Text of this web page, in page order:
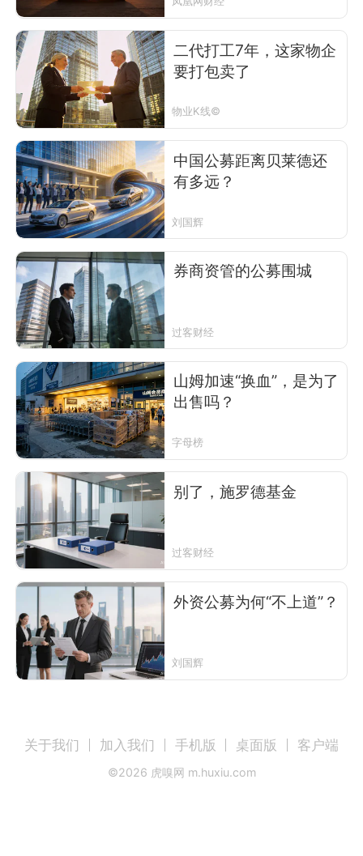
二代打工7年，这家物企
要打包卖了
物业K线©
中国公募距离贝莱德还
有多远？
刘国辉
券商资管的公募围城
过客财经
山姆加速“换血”，是为了
出售吗？
字母榜
别了，施罗德基金
过客财经
外资公募为何“不上道”？
刘国辉
关于我们 加入我们 手机版 桌面版 客户端
©2026 虎嗅网 m.huxiu.com